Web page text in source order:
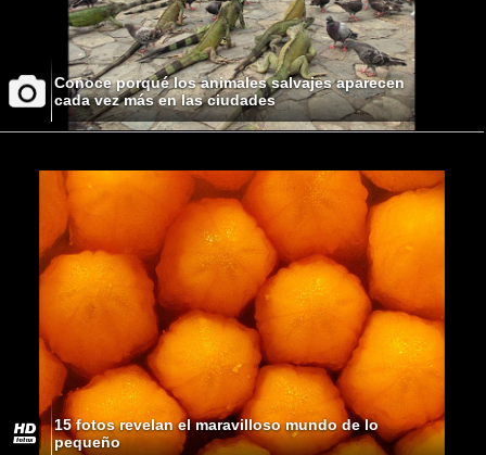
Conoce porqué los animales salvajes aparecen
cada vez más en las ciudades
15 fotos revelan el maravilloso mundo de lo
pequeño